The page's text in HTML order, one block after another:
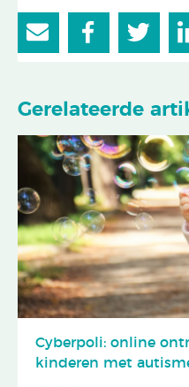
Gerelateerde
Cyberpoli: online
kinderen met